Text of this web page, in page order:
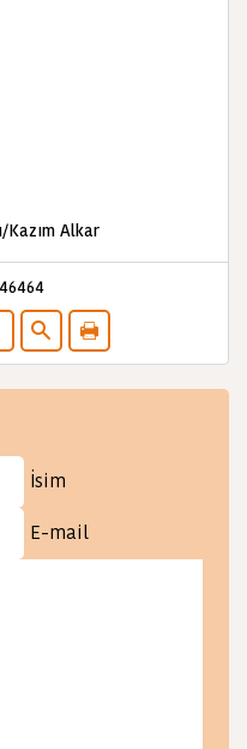
Alkar
İsim
E-mail